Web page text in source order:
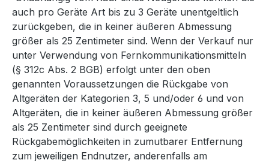
auch pro Geräte Art bis zu 3 Geräte unentgeltlich
zurückgeben, die in keiner äußeren Abmessung
größer als 25 Zentimeter sind. Wenn der Verkauf nur
unter Verwendung von Fernkommunikationsmitteln
(§ 312c Abs. 2 BGB) erfolgt unter den oben
genannten Voraussetzungen die Rückgabe von
Altgeräten der Kategorien 3, 5 und/oder 6 und von
Altgeräten, die in keiner äußeren Abmessung größer
als 25 Zentimeter sind durch geeignete
Rückgabemöglichkeiten in zumutbarer Entfernung
zum jeweiligen Endnutzer, anderenfalls am